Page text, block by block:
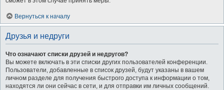
Вернуться к началу
Друзья и недруги
Что означают списки друзей и недругов?
Вы можете включать в эти списки других пользователей конференции.
Пользователи, добавленные в список друзей, будут указаны в вашем
личном разделе для получения быстрого доступа к информации о том,
находятся ли они сейчас в сети, и для отправки им личных сообщений.